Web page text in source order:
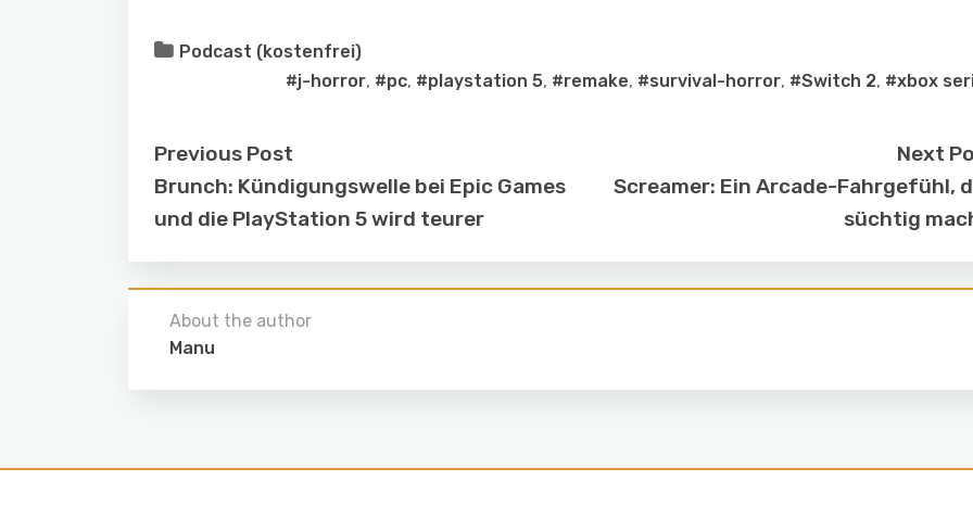
Podcast (kostenfrei)
#j-horror, #pc, #playstation 5, #remake, #survival-horror, #Switch 2, #xbox
Previous Post
Brunch: Kündigungswelle bei Epic Games
und die PlayStation 5 wird teurer
Next
Screamer: Ein Arcade-Fahrgefühl,
süchtig
About the author
Manu